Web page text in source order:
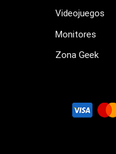
Videojuegos
Monitores
Zona Geek